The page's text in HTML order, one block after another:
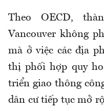
Theo OECD,
Vancouver không
mà ở việc các địa
thị phối hợp quy
triển giao thông
dân cư tiếp tục mở